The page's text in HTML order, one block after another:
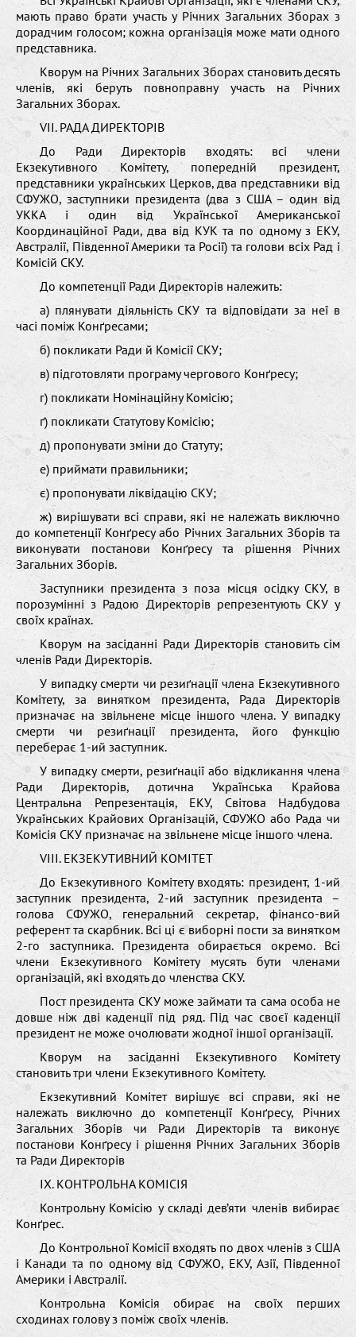
мають право брати участь у Річних Загальних Зборах з
дорадчим голосом; кожна організація може мати одного
представника.
Кворум на Річних Загальних Зборах становить десять
членів, які беруть повноправну участь на Річних
Загальних Зборах.
VII. РАДА ДИРЕКТОРІВ
До Ради Директорів входять: всі члени
Екзекутивного Комітету, попередній президент,
представники українських Церков, два представники від
СФУЖО, заступники президента (два з США – один від
УККА і один від Української Американської
Координаційної Ради, два від КУК та по одному з ЕКУ,
Австралії, Південної Америки та Росії) та голови всіх Рад і
Комісій СКУ.
До компетенції Ради Директорів належить:
а) плянувати діяльність СКУ та відповідати за неї в
часі поміж Конґресами;
б) покликати Ради й Комісії СКУ;
в) підготовляти програму чергового Конґресу;
г) покликати Номінаційну Комісію;
ґ) покликати Статутову Комісію;
д) пропонувати зміни до Статуту;
е) приймати правильники;
є) пропонувати ліквідацію СКУ;
ж) вирішувати всі справи, які не належать виключно
до компетенції Конґресу або Річних Загальних Зборів та
виконувати постанови Конґресу та рішення Річних
Загальних Зборів.
Заступники президента з поза місця осідку СКУ, в
порозумінні з Радою Директорів репрезентують СКУ у
своїх країнах.
Кворум на засіданні Ради Директорів становить сім
членів Ради Директорів.
У випадку смерти чи резиґнації члена Екзекутивного
Комітету, за винятком президента, Рада Директорів
призначає на звільнене місце іншого члена. У випадку
смерти чи резиґнації президента, його функцію
переберає 1-ий заступник.
У випадку смерти, резиґнації або відкликання члена
Ради Директорів, дотична Українська Крайова
Центральна Репрезентація, ЕКУ, Світова Надбудова
Українських Крайових Організацій, СФУЖО або Рада чи
Комісія СКУ призначає на звільнене місце іншого члена.
VIII. ЕКЗЕКУТИВНИЙ КОМІТЕТ
До Екзекутивного Комітету входять: президент, 1-ий
заступник президента, 2-ий заступник президента –
голова СФУЖО, генеральний секретар, фінансо-вий
референт та скарбник. Всі ці є виборні пости за винятком
2-го заступника. Президента oбирається окремо. Всі
члени Екзекутивного Комітету мусять бути членами
організацій, які входять до членства СКУ.
Пост президента СКУ може займати та сама особа не
довше ніж дві каденції під ряд. Під час своєї каденції
президент не може очолювати жодної іншої організації.
Кворум на засіданні Екзекутивного Комітету
становить три члени Екзекутивного Комітету.
Екзекутивний Комітет вирішує всі справи, які не
належать виключно до компетенції Конґресу, Річних
Загальних Зборів чи Ради Директорів та виконує
постанови Конґресу і рішення Річних Загальних Зборів
та Ради Директорів
IX. КОНТРОЛЬНА КОМІСІЯ
Контрольну Комісію у складі дев’яти членів вибирає
Конґрес.
До Контрольної Комісії входять по двох членів з США
і Канади та по одному від СФУЖО, ЕКУ, Азії, Південної
Америки і Австралії.
Контрольна Комісія oбирає на своїх перших
сходинах голову з поміж своїх членів.